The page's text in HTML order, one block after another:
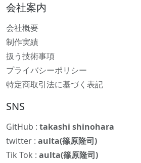
会社案内
会社概要
制作実績
扱う技術事項
プライバシーポリシー
特定商取引法に基づく表記
SNS
GitHub : takashi shinohara
twitter : aulta(篠原隆司)
Tik Tok : aulta(篠原隆司)